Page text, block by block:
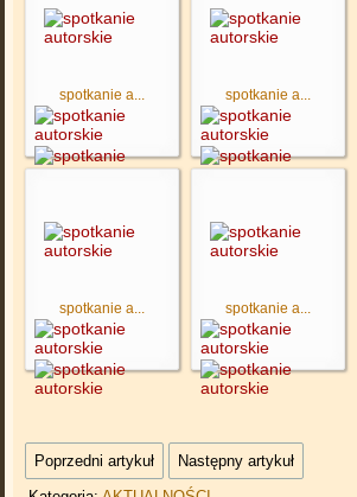
spotkanie a... spotkanie a...
spotkanie a... spotkanie a...
Poprzedni artykuł
Następny artykuł